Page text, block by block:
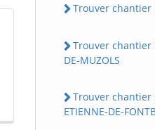
Trouver chantier
Trouver chantier
DE-MUZOLS
Trouver chantier
ETIENNE-DE-